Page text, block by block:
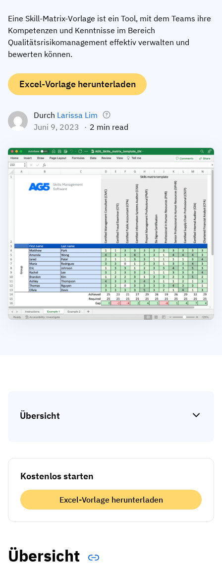
Mitarbeiterprofile
Schulungshistorie
Zertifikate & Lizenzen
Frontline Skills App
Compliance
Schulungsanforderungen
Mitarbeiterbereitschaft
Audit-Trails
Kompetenzlücken-Analysen
Schulungseffektivität
Compliance-Dashboards
Prognosen & Trends
ansehen
Nach Rollen
Ausbildungskoordinator
Betriebsleiter
ICT-Manager
Auditor
Lebensmittelproduktion
Intersnack
Syngenta
Chemische Industrie
Ashland
19. März 2026
Schluss mit dem Hinterherlaufen,
automatisieren Sie
mit AG5 Workflows
Customer Success
Wissensdatenbank
AG5-Status
Unterstützung
Unternehmen
Über uns
Kontaktieren Sie uns
Eine Skill-Matrix-Vorlage ist ein Tool, mit dem Teams ihre
Kompetenzen und Kenntnisse im Bereich
Qualitätsrisikomanagement effektiv verwalten und
bewerten können.
Excel-Vorlage herunterladen
Durch Larissa Lim
Juni 9, 2023
2 min read
Übersicht
Kostenlos starten
Excel-Vorlage herunterladen
Übersicht